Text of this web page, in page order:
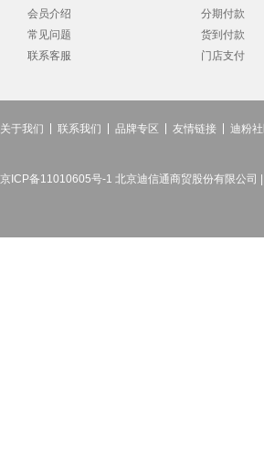
会员介绍
常见问题
联系客服
分期付款
货到付款
门店支付
关于我们 联系我们 品牌专区 友情链接 迪粉社
京ICP备11010605号-1 北京迪信通商贸股份有限公